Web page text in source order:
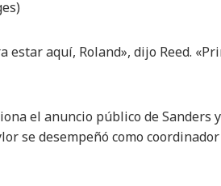
estar aquí, Roland», dijo Reed.
el anuncio público de
se desempeñó como